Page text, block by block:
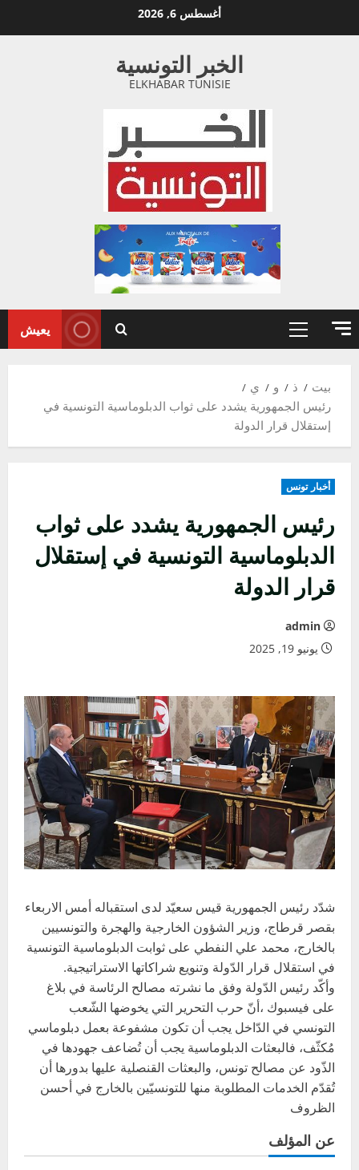
أغسطس 6, 2026
الخبر التونسية
ELKHABAR TUNISIE
القائمة
يعيش
بيت ذ و
ي
رئيس الجمهورية يشدد على ثواب الدبلوماسية التونسية في
إستقلال قرار الدولة
أخبار تونس
رئيس الجمهورية يشدد على ثواب
الدبلوماسية التونسية في إستقلال
قرار الدولة
admin
يونيو 19, 2025
شدّد رئيس الجمهورية قيس سعيّد لدى استقباله أمس الاربعاء
بقصر قرطاج، وزير الشؤون الخارجية والهجرة والتونسيين
بالخارج، محمد علي النفطي على ثوابت الدبلوماسية التونسية
في استقلال قرار الدّولة وتنويع شراكاتها الاستراتيجية.
وأكّد رئيس الدّولة وفق ما نشرته مصالح الرئاسة في بلاغ
على فيسبوك ،أنّ حرب التحرير التي يخوضها الشّعب
التونسي في الدّاخل يجب أن تكون مشفوعة بعمل دبلوماسي
مُكثّف، فالبعثات الدبلوماسية يجب أن تُضاعف جهودها في
الذّود عن مصالح تونس، والبعثات القنصلية عليها بدورها أن
تُقدّم الخدمات المطلوبة منها للتونسيّين بالخارج في أحسن
الظروف
عن المؤلف